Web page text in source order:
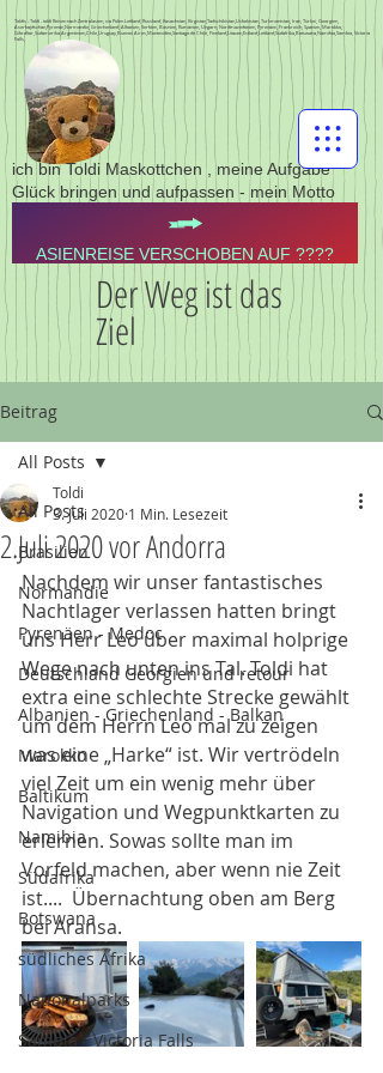
ich bin Toldi Maskottchen , meine Aufgabe
Glück bringen und aufpassen - mein Motto
Toldis - Toldi - toldi Reisen nach Zentralasien, via Polen Lettland, Russland, Kasachstan, Kirgistan,Tadschikistan,Usbekistan, Turkmenistan, Iran, Türkei, Georgien,
Aserbajdschan,Pyrenän,Normandie, Griechenland, Albanien, Serbien, Bosnien, Rumänien, Ungarn, Nordmazedonien, Pyrenäen, Frankreich, Spanien, Marokko,
Gibraltar,Südamerika,Argentinien,Chile,Uruguay,Buenos Aires,Montevideo,Santiago de Chile, Finnland,Litauen,Estland,Lettland,Südafrika,Botswana,Namibia,Sambia, Victoria
Falls,
ASIENREISE VERSCHOBEN AUF ????
Der Weg ist das
Ziel
Beitrag
All Posts
Brasilien
Normandie
Pyrenäen - Medoc
Deutschland Georgien und retour
Albanien - Griechenland - Balkan
Marokko
Baltikum
Namibia
Südafrika
Botswana
südliches Afrika
Nationalparks
Sambia - Victoria Falls
All Posts
2.Juli 2020 vor Andorra
Toldi
3. Juli 2020 1 Min. Lesezeit
Nachdem wir unser fantastisches
Nachtlager verlassen hatten bringt
uns Herr Leo über maximal holprige
Wege nach unten ins Tal. Toldi hat
extra eine schlechte Strecke gewählt
um dem Herrn Leo mal zu zeigen
was eine „Harke“ ist. Wir vertrödeln
viel Zeit um ein wenig mehr über
Navigation und Wegpunktkarten zu
erlernen. Sowas sollte man im
Vorfeld machen, aber wenn nie Zeit
ist....  Übernachtung oben am Berg
bei Aransa.